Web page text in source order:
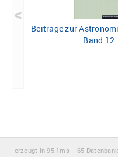
Beiträge zur
Band 12
<
erzeugt in 95.1ms 65